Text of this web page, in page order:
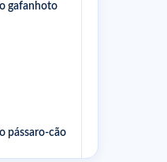
gafanhoto
pássaro-cão